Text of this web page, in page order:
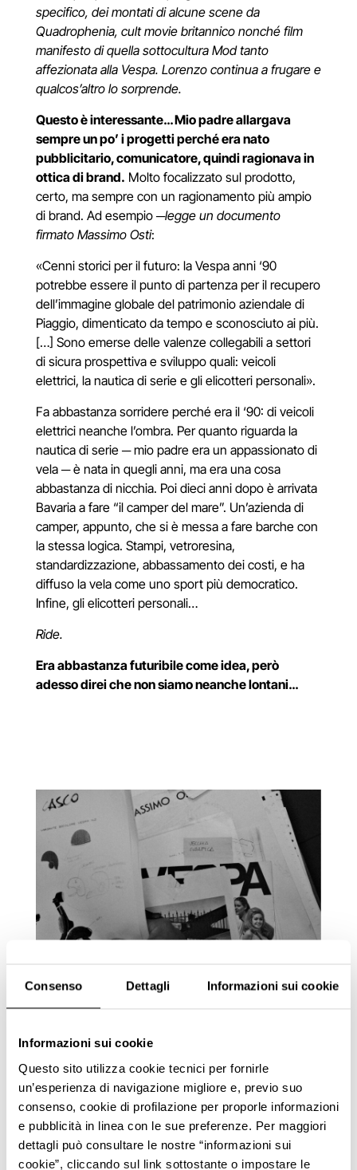
Consenso Dettagli Informazioni sui cookie
Informazioni sui cookie
Questo sito utilizza cookie tecnici per fornirle
un’esperienza di navigazione migliore e, previo suo
consenso, cookie di profilazione per proporle informazioni
e pubblicità in linea con le sue preferenze. Per maggiori
dettagli può consultare le nostre “informazioni sui
cookie”, cliccando sul link sottostante o impostare le
specifico, dei montati di alcune scene da
Quadrophenia, cult movie britannico nonché film
manifesto di quella sottocultura Mod tanto
affezionata alla Vespa. Lorenzo continua a frugare e
qualcos’altro lo sorprende.
Questo è interessante… Mio padre allargava
sempre un po’ i progetti perché era nato
pubblicitario, comunicatore, quindi ragionava in
ottica di brand. Molto focalizzato sul prodotto,
certo, ma sempre con un ragionamento più ampio
di brand. Ad esempio ─legge un documento
firmato Massimo Osti:
«Cenni storici per il futuro: la Vespa anni ‘90
potrebbe essere il punto di partenza per il recupero
dell’immagine globale del patrimonio aziendale di
Piaggio, dimenticato da tempo e sconosciuto ai più.
[…] Sono emerse delle valenze collegabili a settori
di sicura prospettiva e sviluppo quali: veicoli
elettrici, la nautica di serie e gli elicotteri personali».
Fa abbastanza sorridere perché era il ‘90: di veicoli
elettrici neanche l’ombra. Per quanto riguarda la
nautica di serie ─mio padre era un appassionato di
vela ─è nata in quegli anni, ma era una cosa
abbastanza di nicchia. Poi dieci anni dopo è arrivata
Bavaria a fare “il camper del mare”. Un’azienda di
camper, appunto, che si è messa a fare barche con
la stessa logica. Stampi, vetroresina,
standardizzazione, abbassamento dei costi, e ha
diffuso la vela come uno sport più democratico.
Infine, gli elicotteri personali…
Ride.
Era abbastanza futuribile come idea, però
adesso direi che non siamo neanche lontani…
Lorenzo Osti sfoglia i documenti dell’Archivio Massimo
Osti.
La lettera non salta fuori ma scopriamo di cosa si
tratta: uno scambio di opinioni con l’Avvocato